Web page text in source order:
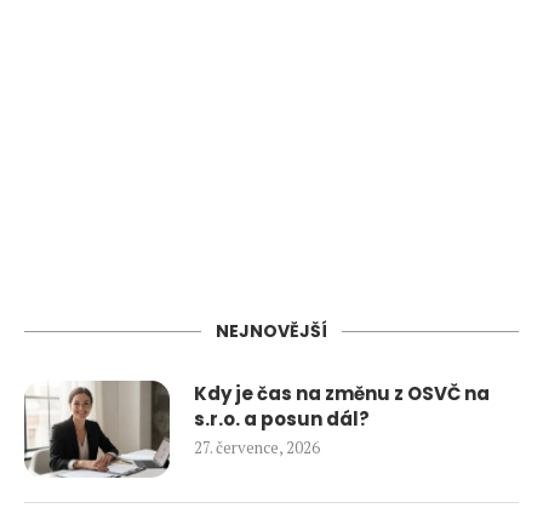
NEJNOVĚJŠÍ
Kdy je čas na změnu z OSVČ na
s.r.o. a posun dál?
27. července, 2026